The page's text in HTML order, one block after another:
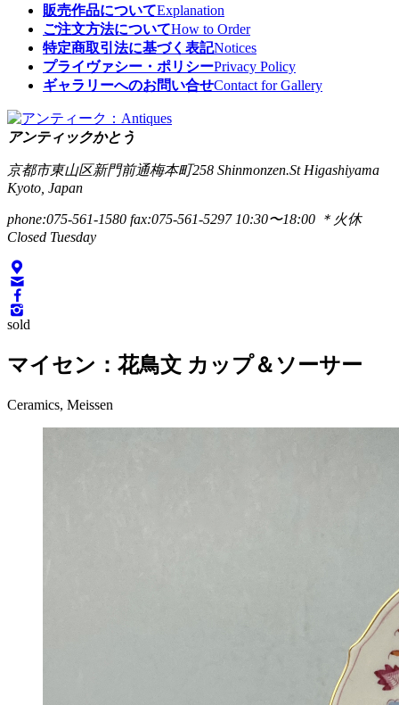
販売作品についてExplanation
ご注文方法についてHow to Order
特定商取引法に基づく表記Notices
プライヴァシー・ポリシーPrivacy Policy
ギャラリーへのお問い合せContact for Gallery
アンティックかとう
京都市東山区新門前通梅本町258 Shinmonzen.St Higashiyama
Kyoto, Japan
phone:075-561-1580 fax:075-561-5297 10:30〜18:00 ＊火休
Closed Tuesday
sold
マイセン：花鳥文 カップ＆ソーサー
Ceramics, Meissen